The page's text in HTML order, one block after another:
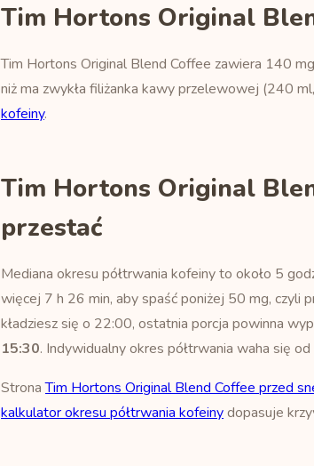
Tim Hortons Original
Tim Hortons Original Blend Coffee zawiera 140
niż ma zwykła filiżanka kawy przelewowej (240
kofeiny.
Tim Hortons Original
przestać
Mediana okresu półtrwania kofeiny to około 5
więcej 7 h 26 min, aby spaść poniżej 50 mg, czyli
kładziesz się o 22:00, ostatnia porcja powinna
15:30. Indywidualny okres półtrwania waha się
StronaTim Hortons Original Blend Coffee przed
kalkulator okresu półtrwania kofeinydopasuje